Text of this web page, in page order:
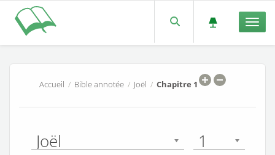
Accueil / Bible annotée / Joël /Chapitre 1
Joël 1